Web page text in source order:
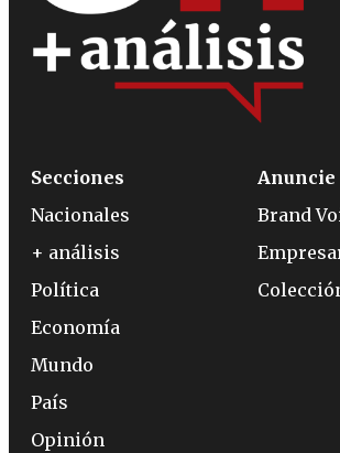
Secciones
Nacionales
+ análisis
Política
Economía
Mundo
País
Opinión
Anuncie
Brand